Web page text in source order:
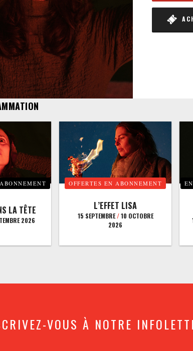
LA TÊTE
2026
OFFERTES EN ABONNEMENT
L’EFFET LISA
15 SEPTEMBRE/10 OCTOBRE
2026
VOUS À NOTRE